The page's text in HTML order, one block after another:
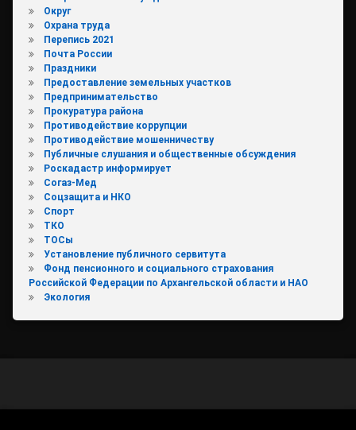
Округ
Охрана труда
Перепись 2021
Почта России
Праздники
Предоставление земельных участков
Предпринимательство
Прокуратура района
Противодействие коррупции
Противодействие мошенничеству
Публичные слушания и общественные обсуждения
Роскадастр информирует
Согаз-Мед
Соцзащита и НКО
Спорт
ТКО
ТОСы
Установление публичного сервитута
Фонд пенсионного и социального страхования
Российской Федерации по Архангельской области и НАО
Экология